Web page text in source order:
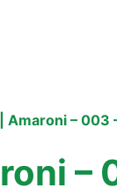
| Amaroni – 003
–